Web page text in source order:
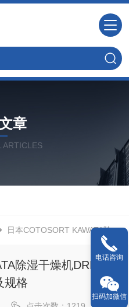
章
ARTICLES
日本COTOSORT KAWATA除湿干燥机DRD系列功能及规格
除湿干燥机DRD系列
规格
电话咨询
扫码加微信